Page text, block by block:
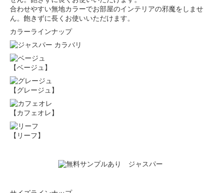
合わせやすい無地カラーでお部屋のインテリアの邪魔をしませ
ん。飽きずに長くお使いいただけます。
カラーラインナップ
【ベージュ】
【グレージュ】
【カフェオレ】
【リーフ】